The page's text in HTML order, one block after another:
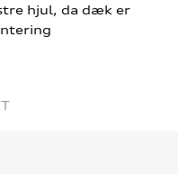
hjul, da dæk er